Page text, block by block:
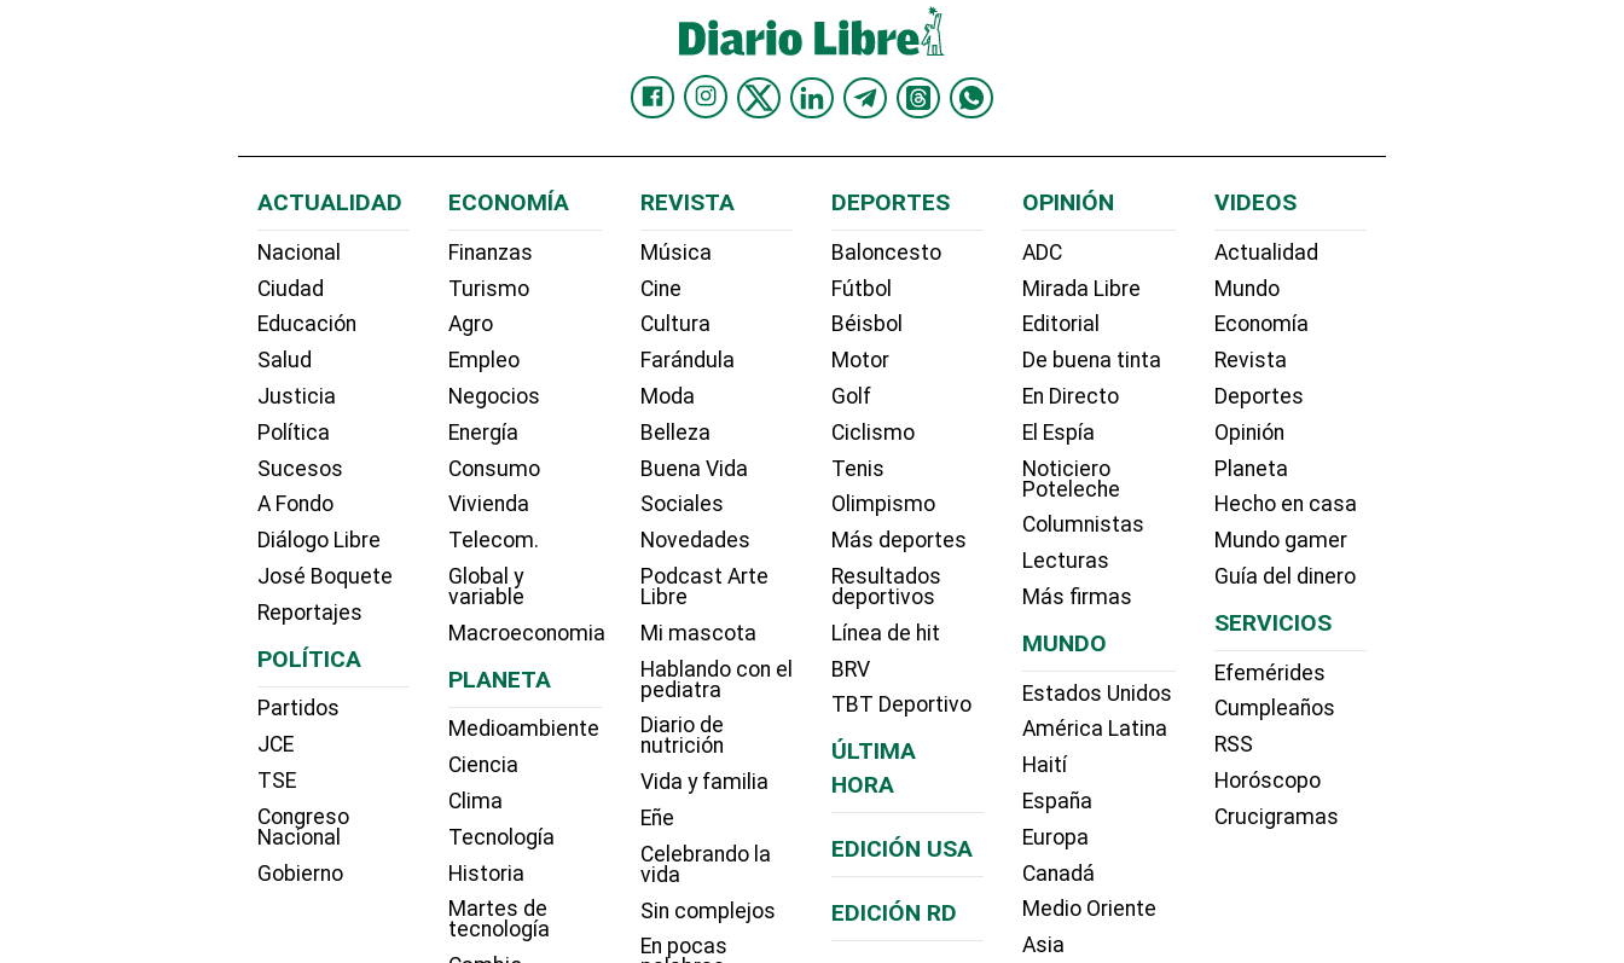
ACTUALIDAD
Nacional
Ciudad
Educación
Salud
Justicia
Política
Sucesos
A Fondo
Diálogo Libre
José Boquete
Reportajes
POLÍTICA
Partidos
JCE
TSE
Congreso
Nacional
Gobierno
ECONOMÍA
Finanzas
Turismo
Agro
Empleo
Negocios
Energía
Consumo
Vivienda
Telecom.
Global y
variable
Macroeconomia
PLANETA
Medioambiente
Ciencia
Clima
Tecnología
Historia
Martes de
tecnología
REVISTA
Música
Cine
Cultura
Farándula
Moda
Belleza
Buena Vida
Sociales
Novedades
Podcast Arte
Libre
Mi mascota
Hablando con el
pediatra
Diario de
nutrición
Vida y familia
Eñe
Celebrando la
vida
Sin complejos
En pocas
DEPORTES
Baloncesto
Fútbol
Béisbol
Motor
Golf
Ciclismo
Tenis
Olimpismo
Más deportes
Resultados
deportivos
Línea de hit
BRV
TBT Deportivo
ÚLTIMA
HORA
EDICIÓN USA
EDICIÓN RD
OPINIÓN
ADC
Mirada Libre
Editorial
De buena tinta
En Directo
El Espía
Noticiero
Poteleche
Columnistas
Lecturas
Más firmas
MUNDO
Estados Unidos
América Latina
Haití
España
Europa
Canadá
Medio Oriente
Asia
VIDEOS
Actualidad
Mundo
Economía
Revista
Deportes
Opinión
Planeta
Hecho en casa
Mundo gamer
Guía del dinero
SERVICIOS
Efemérides
Cumpleaños
RSS
Horóscopo
Crucigramas